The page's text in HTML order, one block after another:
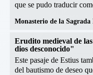
que se pudo traducir
Monasterio de la
Erudito medieval de
dios desconocido"
Este pasaje de Estius
del bautismo de deseo